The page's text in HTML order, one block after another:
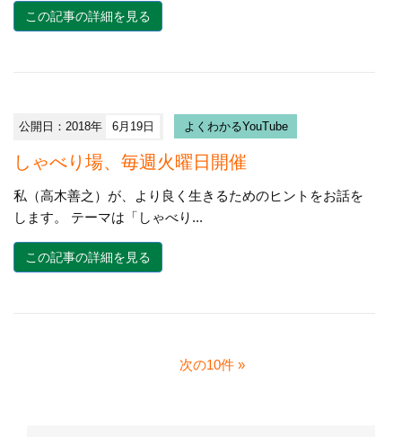
この記事の詳細を見る
公開日：2018年 6月19日 よくわかるYouTube
しゃべり場、毎週火曜日開催
私（高木善之）が、より良く生きるためのヒントをお話を
します。 テーマは「しゃべり...
この記事の詳細を見る
次の10件